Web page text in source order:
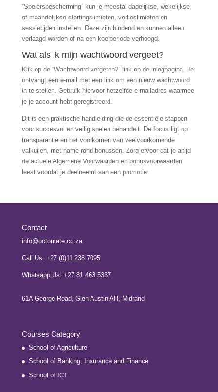
“Spelersbescherming” kun je meestal dagelijkse, wekelijkse
of maandelijkse stortingslimieten, verlieslimieten en
sessietijden instellen. Deze zijn bindend en kunnen alleen
verlaagd worden of na een koelperiode verhoogd.
Wat als ik mijn wachtwoord vergeet?
Klik op de “Wachtwoord vergeten?” link op de inlogpagina. Je
ontvangt een e-mail met een link om een nieuw wachtwoord
in te stellen. Gebruik hiervoor hetzelfde e-mailadres waarmee
je je account hebt geregistreerd.
Dit is een praktische handleiding die de essentiële stappen
voor succesvol en veilig spelen behandelt. De focus ligt op
transparantie en het voorkomen van veelvoorkomende
valkuilen, met name rond bonussen. Zorg ervoor dat je altijd
de actuele Algemene Voorwaarden en bonusvoorwaarden
leest voordat je deelneemt aan een promotie.
Contact
info@octomate.co.za
Call Us: +27 (0)11 238 7095
Whatsapp Us: +27 81 463 5337
61A George Road, Glen Austin AH, Midrand
Courses Category
School of Agriculture
School of Banking, Insurance and Finance
School of ICT